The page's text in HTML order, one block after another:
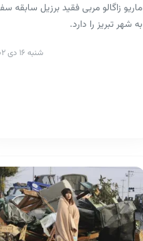
ماریو زاگالو مربی فقید برزیل سابقه
به شهر تبریز را دارد.
شنبه ۱۶ دی ۱۴۰۲